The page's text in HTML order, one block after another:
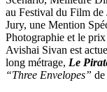
au Festival du Film de
Jury, une Mention
Photographie et le
Avishai Sivan est
long métrage, Le
“Three Envelopes”